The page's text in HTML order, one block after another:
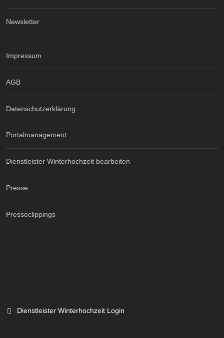
Newsletter
Impressum
AGB
Datenschutzerklärung
Portalmanagement
Dienstleister Winterhochzeit bearbeiten
Presse
Presseclippings
Dienstleister Winterhochzeit Login